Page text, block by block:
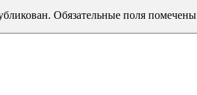
Обязательные поля